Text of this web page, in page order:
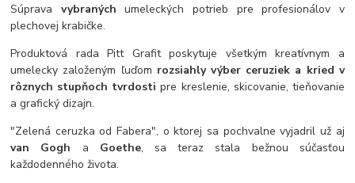
Súprava vybranýchumeleckých potrieb pre profesionálov v
plechovej krabičke.
Produktová rada Pitt Grafit poskytuje všetkým kreatívnym a
umelecky založeným ľuďom rozsiahly výber ceruziek a kried v
rôznych stupňoch tvrdosti pre kreslenie, skicovanie, tieňovanie
a grafický dizajn.
"Zelená ceruzka od Fabera", o ktorej sa pochvalne vyjadril už aj
van Gogh a Goethe, sa teraz stala bežnou súčasťou
každodenného života.